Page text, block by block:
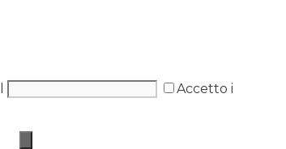
Accetto i